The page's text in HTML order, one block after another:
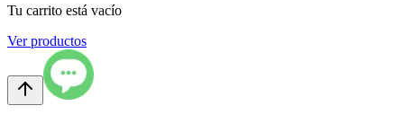
Tu carrito está vacío
Ver productos